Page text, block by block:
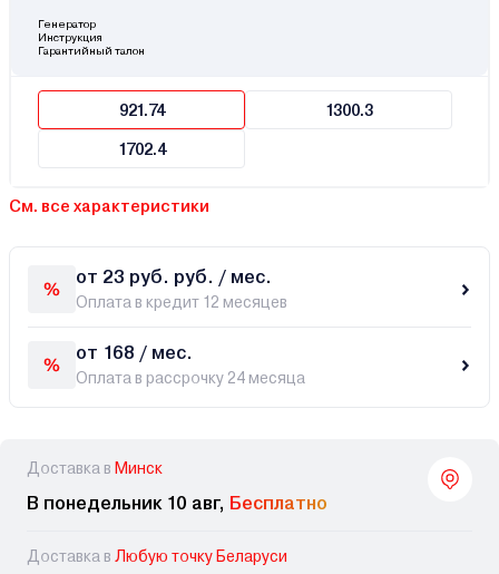
Генератор
Инструкция
Гарантийный талон
921.74 1300.3
1702.4
См. все характеристики
от 23 руб. руб. / мес.
Оплата в кредит 12 месяцев
от 168 / мес.
Оплата в рассрочку 24 месяца
Доставка в Минск
В понедельник 10 авг, Бесплатно
Доставка в Любую точку Беларуси